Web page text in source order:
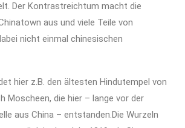
Der Kontrastreichtum macht die
aus und viele Teile von
nicht einmal chinesischen
hier z.B. den ältesten Hindutempel von
Moscheen, die hier – lange vor der
aus China – entstanden.Die Wurzeln